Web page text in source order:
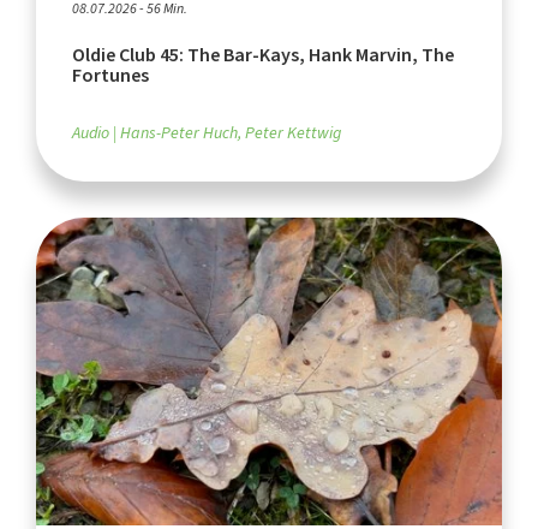
08.07.2026 - 56 Min.
Oldie Club 45: The Bar-Kays, Hank Marvin, The
Fortunes
Audio Hans-Peter Huch, Peter Kettwig